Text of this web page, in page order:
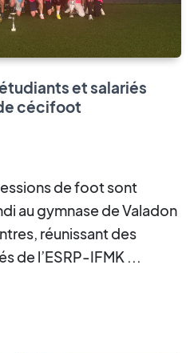
et salariés
cécifoot
de foot sont
au gymnase de Valadon
réunissant des
de l’ESRP-IFMK ...